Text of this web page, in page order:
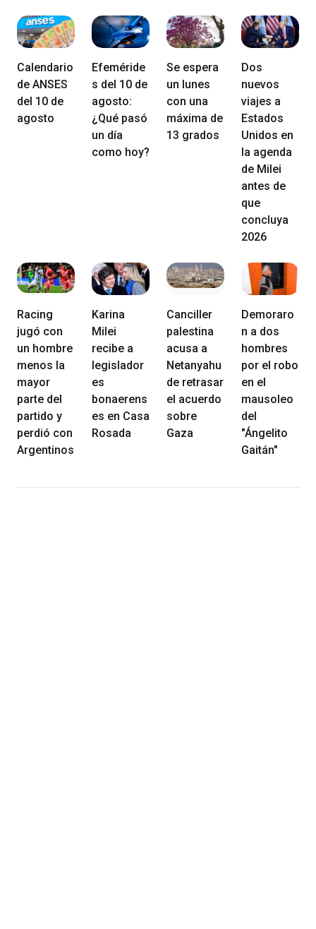
Calendario
de ANSES
del 10 de
agosto
Efeméride
s del 10 de
agosto:
¿Qué pasó
un día
como hoy?
Se espera
un lunes
con una
máxima de
13 grados
Dos
nuevos
viajes a
Estados
Unidos en
la agenda
de Milei
antes de
que
concluya
2026
Racing
jugó con
un hombre
menos la
mayor
parte del
partido y
perdió con
Argentinos
Karina
Milei
recibe a
legislador
es
bonaerens
es en Casa
Rosada
Canciller
palestina
acusa a
Netanyahu
de retrasar
el acuerdo
sobre
Gaza
Demoraro
n a dos
hombres
por el robo
en el
mausoleo
del
"Ángelito
Gaitán"